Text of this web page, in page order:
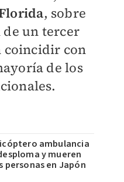
, sobre
un tercer
coincidir con
de los
ambulancia
y mueren
personas en Japón